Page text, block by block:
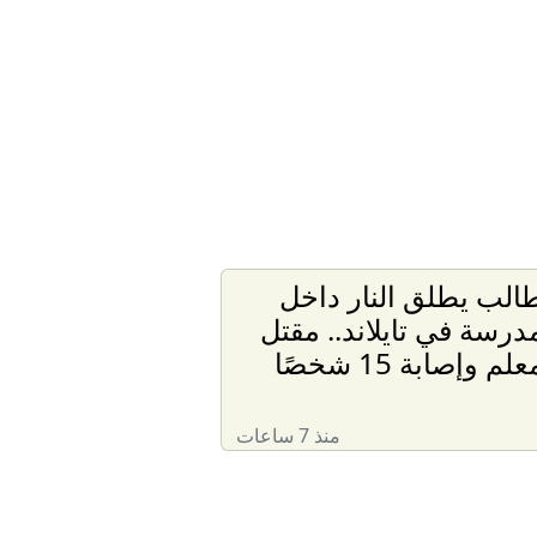
يطلق النار داخل
في تايلاند.. مقتل
وإصابة 15 شخصًا
منذ 7 ساعات